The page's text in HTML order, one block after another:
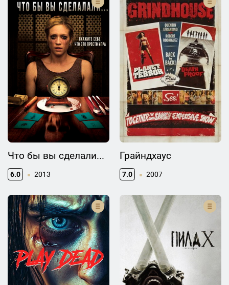
Что бы вы сделали...
6.0 2013
Грайндхаус
7.0 2007